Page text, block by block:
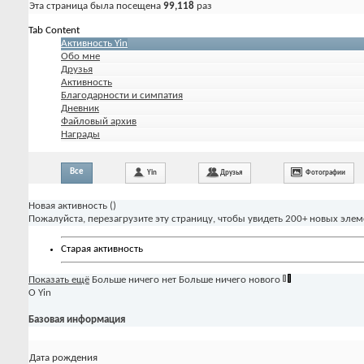
Эта страница была посещена 99,118 раз
Tab Content
Активность Yin
Обо мне
Друзья
Активность
Благодарности и симпатия
Дневник
Файловый архив
Награды
Все Yin Друзья Фотографии
Новая активность ()
Пожалуйста, перезагрузите эту страницу, чтобы увидеть 200+ новых
Старая активность
Показать ещё Больше ничего нет Больше ничего нового
О Yin
Базовая информация
Дата рождения